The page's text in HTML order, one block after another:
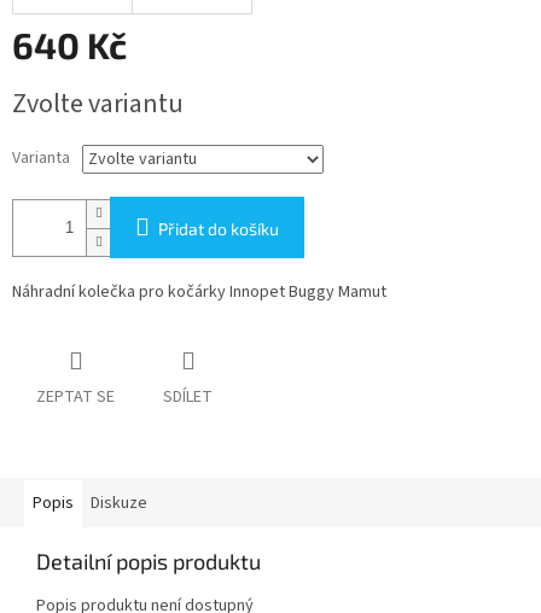
640 Kč
cena:
Zvolte variantu
Varianta
Přidat do košíku
Náhradní kolečka pro kočárky Innopet Buggy Mamut
ZEPTAT SE SDÍLET
Popis Diskuze
Detailní popis produktu
Popis produktu není dostupný